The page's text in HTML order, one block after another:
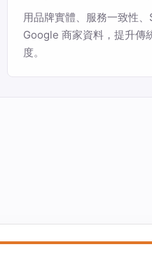
用品牌實體、服務一致性
Google 商家資料，提升傳
度。